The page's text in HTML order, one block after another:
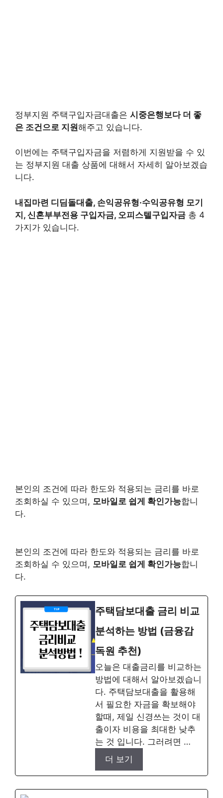
정부지원 주택구입자금대출은 시중은행보다 더 좋
은 조건으로 지원해주고 있습니다.
이번에는 주택구입자금을 저렴하게 지원받을 수 있
는 정부지원 대출 상품에 대해서 자세히 알아보겠습
니다.
내집마련 디딤돌대출, 손익공유형·수익공유형 모기
지, 신혼부부전용 구입자금, 오피스텔구입자금 총 4
가지가 있습니다.
본인의 조건에 따라 한도와 적용되는 금리를 바로
조회하실 수 있으며, 모바일로 쉽게 확인가능합니
다.
본인의 조건에 따라 한도와 적용되는 금리를 바로
조회하실 수 있으며, 모바일로 쉽게 확인가능합니
다.
주택담보대출 금리 비교
분석하는 방법 (금융감
독원 추천)
오늘은 대출금리를 비교하는
방법에 대해서 알아보겠습니
다. 주택담보대출을 활용해
서 필요한 자금을 확보해야
할때, 제일 신경쓰는 것이 대
출이자 비용을 최대한 낮추
는 것 입니다. 그러려면 …
더 보기